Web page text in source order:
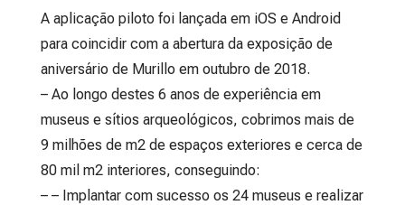
A aplicação piloto foi lançada em iOS e Android
para coincidir com a abertura da exposição de
aniversário de Murillo em outubro de 2018.
– Ao longo destes 6 anos de experiência em
museus e sítios arqueológicos, cobrimos mais de
9 milhões de m2 de espaços exteriores e cerca de
80 mil m2 interiores, conseguindo:
– – Implantar com sucesso os 24 museus e realizar